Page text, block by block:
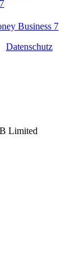
Business 7
Datenschutz
Limited